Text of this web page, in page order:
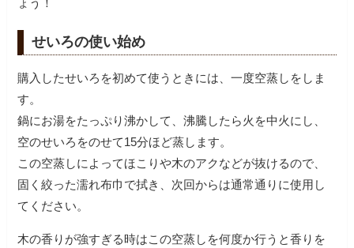
ょう！
せいろの使い始め
購入したせいろを初めて使うときには、一度空蒸しをしま
す。
鍋にお湯をたっぷり沸かして、沸騰したら火を中火にし、
空のせいろをのせて15分ほど蒸します。
この空蒸しによってほこりや木のアクなどが抜けるので、
固く絞った濡れ布巾で拭き、次回からは通常通りに使用し
てください。
木の香りが強すぎる時はこの空蒸しを何度か行うと香りを